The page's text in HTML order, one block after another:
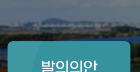
발의의안